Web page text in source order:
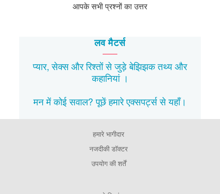
आपके सभी प्रश्नों का उत्तर
लव मैटर्स
प्यार, सेक्स और रिश्तों से जुड़े बेझिझकतथ्यऔर
कहानियां।
मन में कोई सवाल? पूछें हमारे एक्सपर्ट्स सेयहाँ।
हमारे भागीदार
नजदीकी डॉक्टर
उपयोग की शर्तें